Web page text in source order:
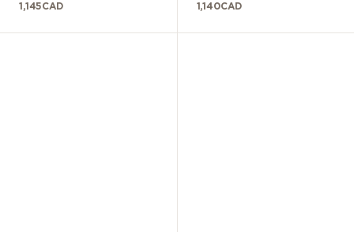
1,145CAD 1,140CAD